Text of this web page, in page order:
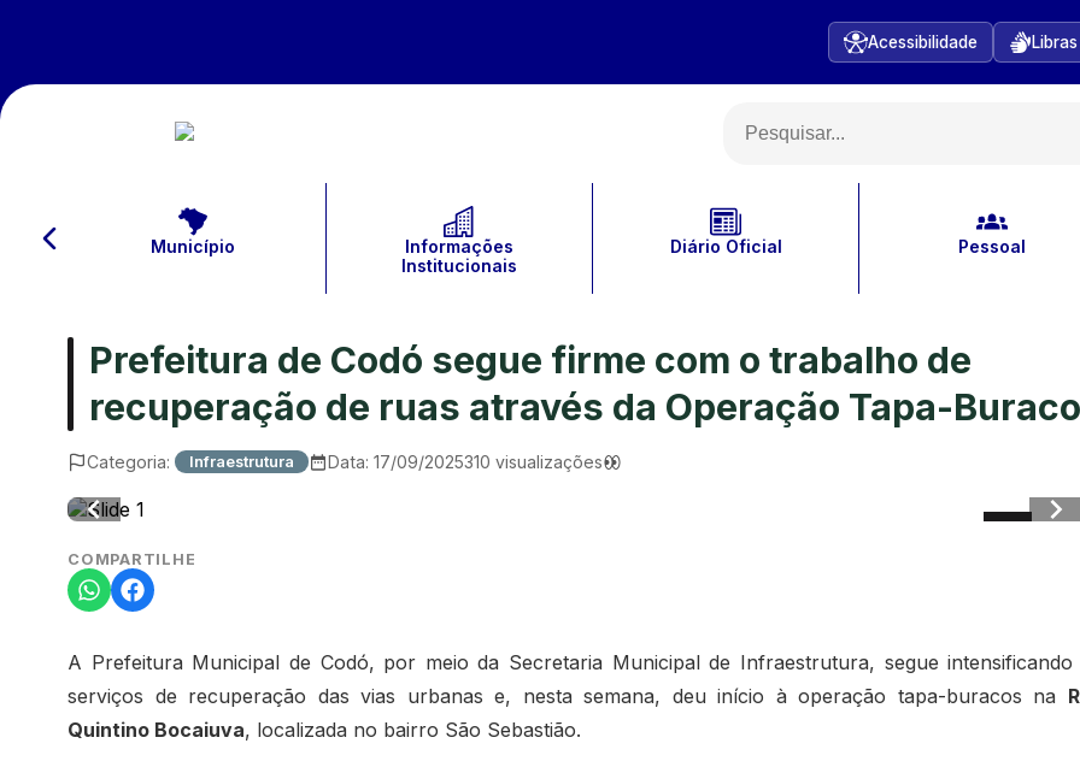
Acessibilidade Libras
Município
Informações
Institucionais
Diário Oficial Pessoal
Prefeitura de Codó segue firme com o trabalho de
recuperação de ruas através da Operação Tapa-
Categoria: Infraestrutura Data: 17/09/2025310 visualizações
COMPARTILHE
A Prefeitura Municipal de Codó, por meio da Secretaria Municipal de Infraestrutura, segue intensificando
serviços de recuperação das vias urbanas e, nesta semana, deu início à operação tapa-buracos na
Quintino Bocaiuva, localizada no bairro São Sebastião.